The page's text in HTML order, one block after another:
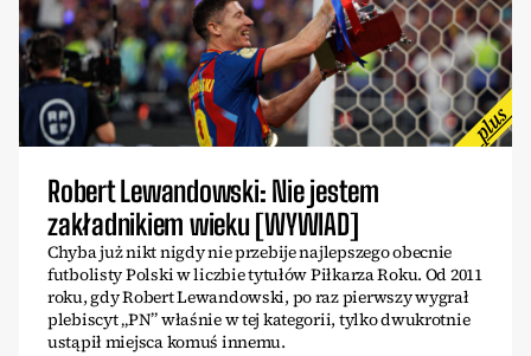
Robert Lewandowski: Nie jestem
zakładnikiem wieku [WYWIAD]
Chyba już nikt nigdy nie przebije najlepszego obecnie
futbolisty Polski w liczbie tytułów Piłkarza Roku. Od 2011
roku, gdy Robert Lewandowski, po raz pierwszy wygrał
plebiscyt „PN” właśnie w tej kategorii, tylko dwukrotnie
ustąpił miejsca komuś innemu.